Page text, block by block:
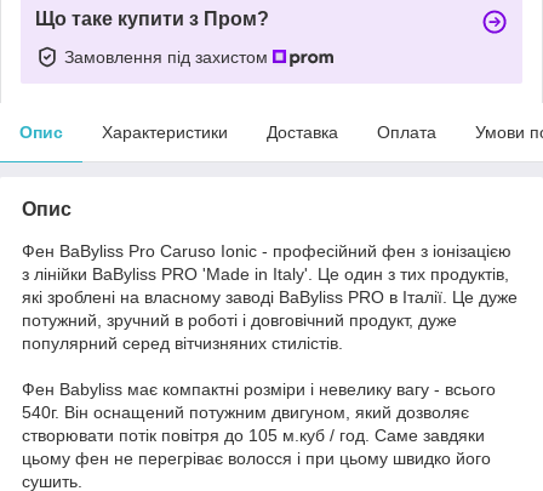
Що таке купити з Пром?
Замовлення під захистом
Опис Характеристики Доставка Оплата Умови
Опис
Фен BaByliss Pro Caruso Ionic - професійний фен з іонізацією
з лінійки BaByliss PRO 'Made in Italy'. Це один з тих продуктів,
які зроблені на власному заводі BaByliss PRO в Італії. Це дуже
потужний, зручний в роботі і довговічний продукт, дуже
популярний серед вітчизняних стилістів.
Фен Babyliss має компактні розміри і невелику вагу - всього
540г. Він оснащений потужним двигуном, який дозволяє
створювати потік повітря до 105 м.куб / год. Саме завдяки
цьому фен не перегріває волосся і при цьому швидко його
сушить.